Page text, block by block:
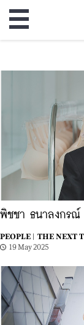
พิชชา ธนาลงกรณ์
PEOPLE |
THE NEXT
19 May 2025